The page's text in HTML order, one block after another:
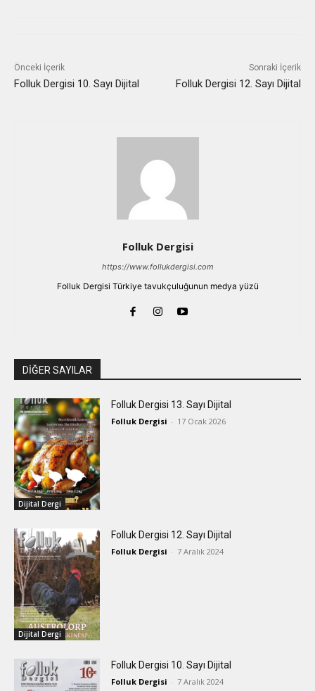
Önceki İçerik
Folluk Dergisi 10. Sayı Dijital
Sonraki İçerik
Folluk Dergisi 12. Sayı Dijital
Folluk Dergisi
https://www.follukdergisi.com
Folluk Dergisi Türkiye tavukçuluğunun medya yüzü
DİĞER SAYILAR
Dijital Dergi
Folluk Dergisi 13. Sayı Dijital
Folluk Dergisi - 17 Ocak 2026
Dijital Dergi
Folluk Dergisi 12. Sayı Dijital
Folluk Dergisi - 7 Aralık 2024
Folluk Dergisi 10. Sayı Dijital
Folluk Dergisi - 7 Aralık 2024